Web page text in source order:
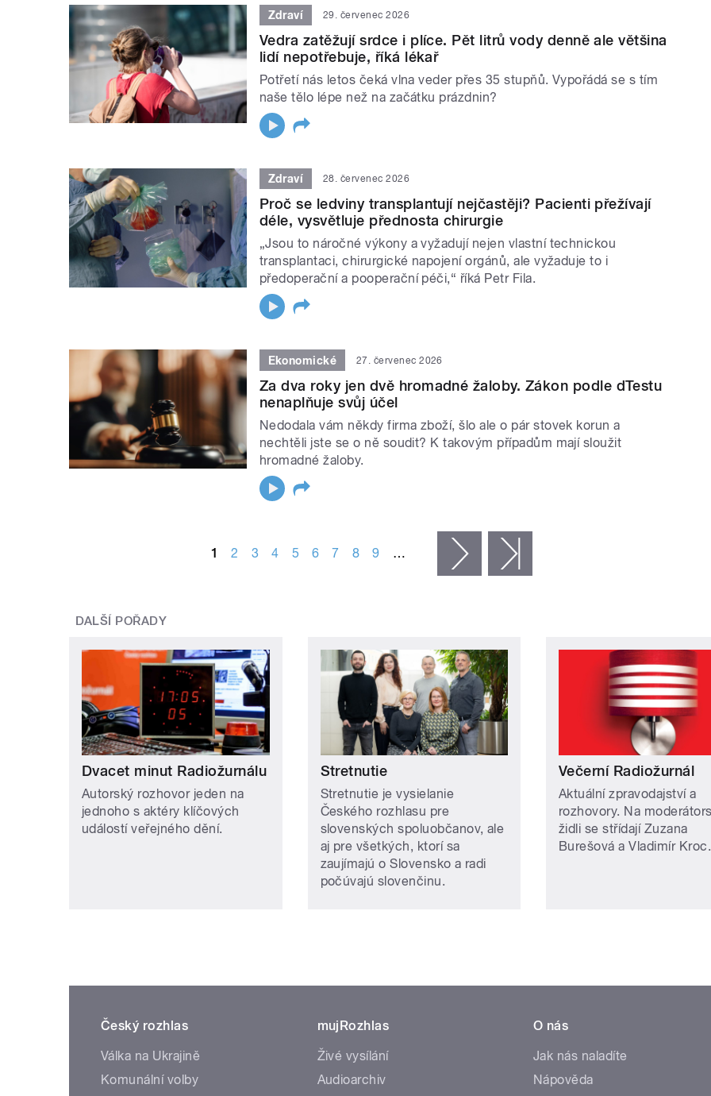
Zdraví 29. červenec 2026
Vedra zatěžují srdce i plíce. Pět litrů vody denně ale většina
lidí nepotřebuje, říká lékař
Potřetí nás letos čeká vlna veder přes 35 stupňů. Vypořádá se s tím
naše tělo lépe než na začátku prázdnin?
Zdraví 28. červenec 2026
Proč se ledviny transplantují nejčastěji? Pacienti přežívají
déle, vysvětluje přednosta chirurgie
„Jsou to náročné výkony a vyžadují nejen vlastní technickou
transplantaci, chirurgické napojení orgánů, ale vyžaduje to i
předoperační a pooperační péči,“ říká Petr Fila.
Ekonomické 27. červenec 2026
Za dva roky jen dvě hromadné žaloby. Zákon podle dTestu
nenaplňuje svůj účel
Nedodala vám někdy firma zboží, šlo ale o pár stovek korun a
nechtěli jste se o ně soudit? K takovým případům mají sloužit
hromadné žaloby.
1 2 3 4 5 6 7 8 9 … následující ›
DALŠÍ POŘADY
Dvacet minut Radiožurnálu
Autorský rozhovor jeden na
jednoho s aktéry klíčových
událostí veřejného dění.
Stretnutie
Stretnutie je vysielanie
Českého rozhlasu pre
slovenských spoluobčanov, ale
aj pre všetkých, ktorí sa
zaujímajú o Slovensko a radi
počúvajú slovenčinu.
Večerní Radiožurnál
Aktuální zpravodajství a
rozhovory. Na
židli se střídají Zuzana
Burešová a Vladimír Kroc.
Český rozhlas
Válka na Ukrajině
Komunální volby
mujRozhlas
Živé vysílání
Audioarchiv
O nás
Jak nás naladíte
Nápověda